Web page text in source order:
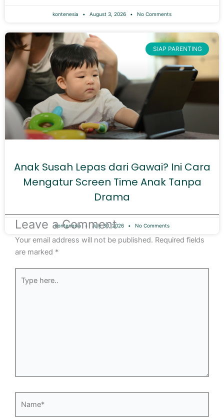
kontenesia August 3, 2026 No Comments
SIAP PARENTING
Anak Susah Lepas dari Gawai? Ini Cara
Mengatur Screen Time Anak Tanpa
Drama
kontenesia July 30, 2026 No Comments
Leave a Comment
Your email address will not be published. Required fields
are marked *
here..